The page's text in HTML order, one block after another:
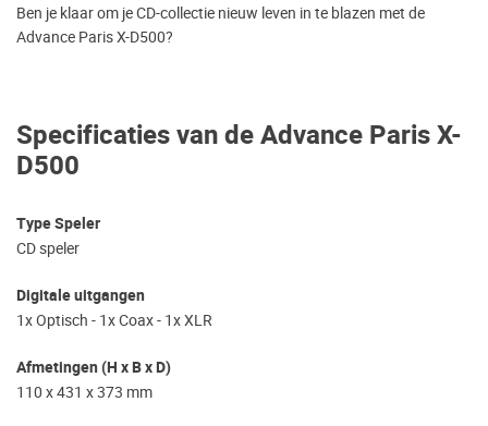
Specificaties van de Advance Paris X-
D500
Type Speler
CD speler
Digitale uitgangen
1x Optisch - 1x Coax - 1x XLR
Afmetingen (H x B x D)
110 x 431 x 373 mm
Ben je klaar om je CD-collectie nieuw leven in te blazen met de
Advance Paris X-D500?